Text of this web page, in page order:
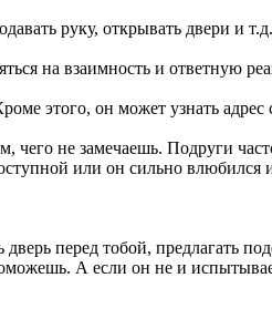
руку, открывать двери и т.д.
на взаимность и ответную
этого, он может узнать
чего не замечаешь. Подруги
или он сильно влюбился и
перед тобой, предлагать
А если он не и